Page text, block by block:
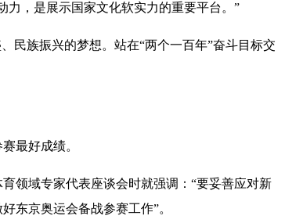
，是展示国家文化软实力的重要平台。”
族振兴的梦想。站在“两个一百年”奋斗目标交
最好成绩。
领域专家代表座谈会时就强调：“要妥善应对新
东京奥运会备战参赛工作”。